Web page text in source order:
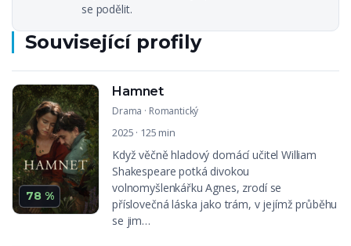
se podělit.
Související profily
78 %
Hamnet
Drama · Romantický
2025 · 125 min
Když věčně hladový domácí učitel William
Shakespeare potká divokou
volnomyšlenkářku Agnes, zrodí se
příslovečná láska jako trám, v jejímž průběhu
se jim…